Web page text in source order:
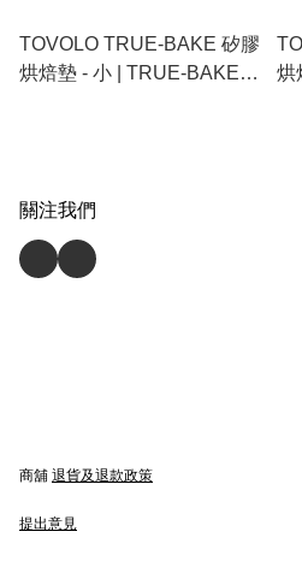
TOVOLO TRUE-BAKE 矽膠
烘焙墊 - 小 | TRUE-BAKE
烘
關注我們
商舖 退貨及退款政策
提出意見